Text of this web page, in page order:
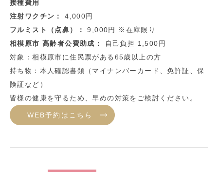
接種費用
注射ワクチン：
4,000円
フルミスト（点鼻）：
9,000円 ※在庫限り
相模原市 高齢者公費助成：
自己負担 1,500円
対象：相模原市に住民票がある65歳以上の方
持ち物：本人確認書類（マイナンバーカード、免許証、保
険証など）
皆様の健康を守るため、早めの対策をご検討ください。
WEB予約はこちら